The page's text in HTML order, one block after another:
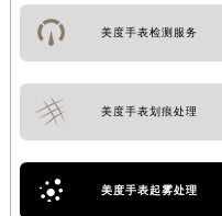
美度手表检测服务
美度手表划痕处理
美度手表起雾处理